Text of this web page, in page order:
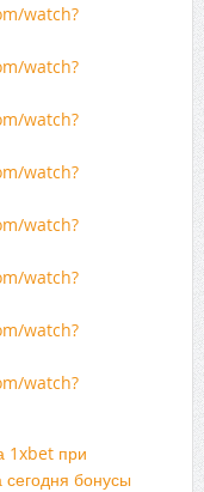
watch?
watch?
watch?
watch?
watch?
watch?
watch?
watch?
при
бонусы